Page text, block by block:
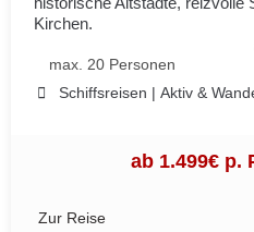
Kirchen.
max. 20 Personen
Schiffsreisen | Aktiv &
ab 1.499€ p.
Zur Reise